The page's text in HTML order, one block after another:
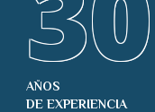
AÑOS
DE EXPERIENCIA